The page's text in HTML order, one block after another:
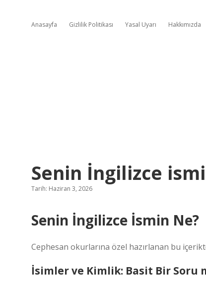
Anasayfa Gizlilik Politikası Yasal Uyarı Hakkımızda
Senin İngilizce
Tarih: Haziran 3, 2026
Senin İngilizce İsmin Ne?
Cephesan okurlarına özel hazırlanan bu
İsimler ve Kimlik: Basit Bir Soru